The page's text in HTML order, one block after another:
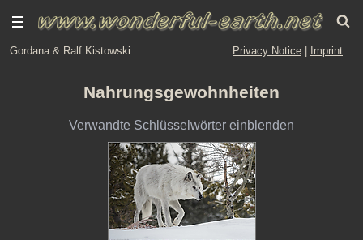
Gordana & Ralf Kistowski Privacy Notice Imprint
Nahrungsgewohnheiten
Verwandte Schlüsselwörter einblenden